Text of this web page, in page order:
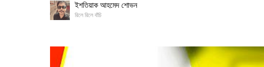
ইশতিয়াক আহমেদ শোভন
রিলে রিলে বাঁচি